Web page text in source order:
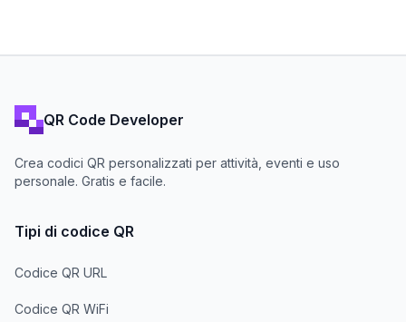
QR Code Developer
Crea codici QR personalizzati per attività, eventi e uso
personale. Gratis e facile.
Tipi di codice QR
Codice QR URL
Codice QR WiFi